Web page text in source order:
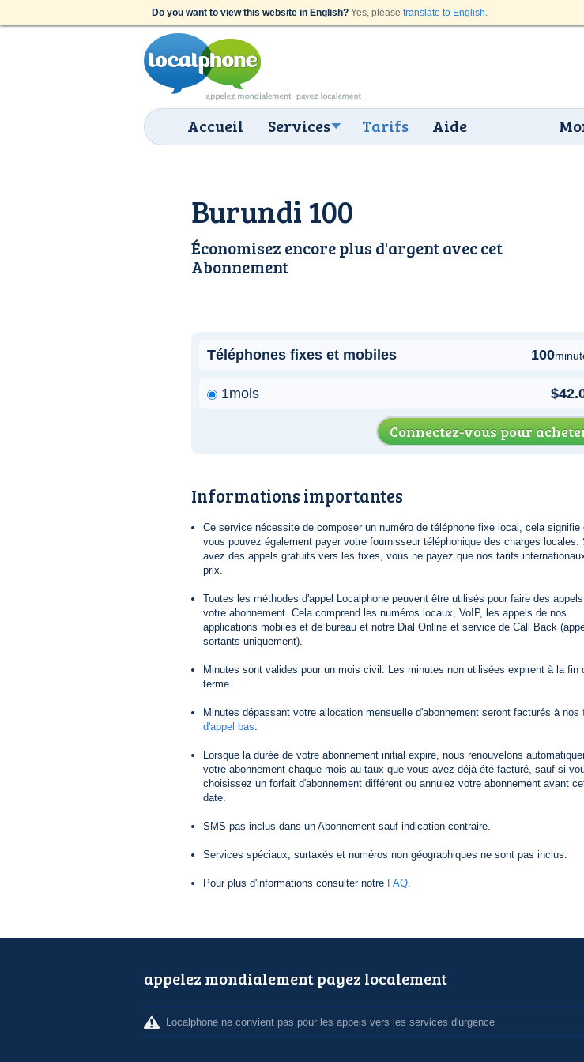
Do you want to view this website in English? Yes, please translate to English.
Accueil Services Tarifs Aide
Burundi 100
Économisez encore plus d'argent avec cet
Abonnement
Téléphones fixes et mobiles 100
1mois
Connectez-vous pour
Informations importantes
Ce service nécessite de composer un numéro de téléphone fixe local, cela signifie
vous pouvez également payer votre fournisseur téléphonique des charges locales.
avez des appels gratuits vers les fixes, vous ne payez que nos tarifs
prix.
Toutes les méthodes d'appel Localphone peuvent être utilisés pour faire des
votre abonnement. Cela comprend les numéros locaux, VoIP, les appels de nos
applications mobiles et de bureau et notre Dial Online et service de Call Back
sortants uniquement).
Minutes sont valides pour un mois civil. Les minutes non utilisées expirent à la fin
terme.
Minutes dépassant votre allocation mensuelle d'abonnement seront facturés à nos
d'appel bas.
Lorsque la durée de votre abonnement initial expire, nous renouvelons
votre abonnement chaque mois au taux que vous avez déjà été facturé, sauf si
choisissez un forfait d'abonnement différent ou annulez votre abonnement avant
date.
SMS pas inclus dans un Abonnement sauf indication contraire.
Services spéciaux, surtaxés et numéros non géographiques ne sont pas inclus.
Pour plus d'informations consulter notre FAQ.
appelez mondialement payez localement
Localphone ne convient pas pour les appels vers les services d'urgence